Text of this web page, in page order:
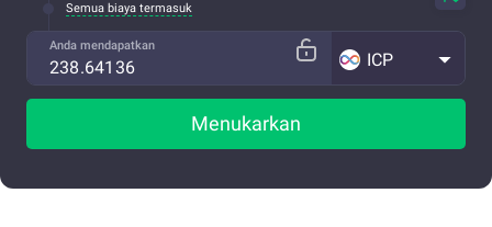
Semua biaya termasuk
Anda mendapatkan
ICP
Menukarkan